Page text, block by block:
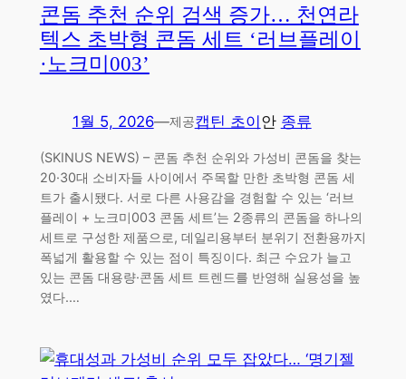
콘돔 추천 순위 검색 증가… 천연라
텍스 초박형 콘돔 세트 ‘러브플레이
·노크미003’
1월 5, 2026—제공캡틴 초이안 종류
(SKINUS NEWS) – 콘돔 추천 순위와 가성비 콘돔을 찾는
20·30대 소비자들 사이에서 주목할 만한 초박형 콘돔 세
트가 출시됐다. 서로 다른 사용감을 경험할 수 있는 ‘러브
플레이 + 노크미003 콘돔 세트’는 2종류의 콘돔을 하나의
세트로 구성한 제품으로, 데일리용부터 분위기 전환용까지
폭넓게 활용할 수 있는 점이 특징이다. 최근 수요가 늘고
있는 콘돔 대용량·콘돔 세트 트렌드를 반영해 실용성을 높
였다.…